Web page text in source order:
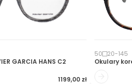
GARCIA HANS C2
1199,00 zł
50 20-145
Okulary